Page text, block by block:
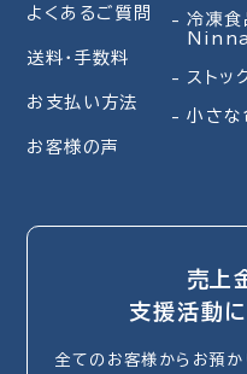
よくあるご質問
送料・手数料
お支払い方法
お客様の声
冷凍食
ストッ
小さな
売上
支援活動
全てのお客様からお預